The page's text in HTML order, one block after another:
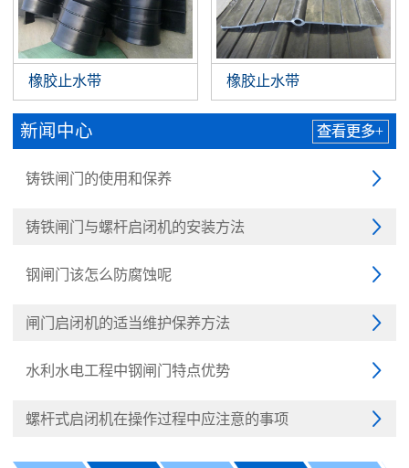
橡胶止水带 橡胶止水带
新闻中心 查看更多+

铸铁闸门的使用和保养

铸铁闸门与螺杆启闭机的安装方法

钢闸门该怎么防腐蚀呢

闸门启闭机的适当维护保养方法

水利水电工程中钢闸门特点优势

螺杆式启闭机在操作过程中应注意的事项